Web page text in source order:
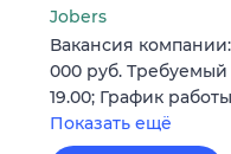
Jobers
Вакансия
000 руб. Требуемый
19.00; График
Показать ещё